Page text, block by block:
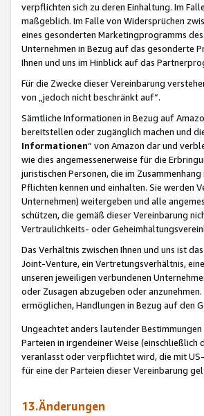
verpflichten sich zu deren Einhaltung. Im
maßgeblich. Im Falle von Widersprüchen
eines gesonderten Marketingprogramms
Unternehmen in Bezug auf das gesonderte
Ihnen und uns im Hinblick auf das
Für die Zwecke dieser Vereinbarung
von „jedoch nicht beschränkt auf“.
Sämtliche Informationen in Bezug auf
bereitstellen oder zugänglich machen und
Informationen“ von Amazon dar und
wie dies angemessenerweise für die
juristischen Personen, die im
Pflichten kennen und einhalten. Sie werden
Unternehmen) weitergeben und alle
schützen, die gemäß dieser Vereinbarung
Vertraulichkeits- oder
Das Verhältnis zwischen Ihnen und uns ist
Joint-Venture, ein Vertretungsverhältnis,
unseren jeweiligen verbundenen
oder Zusagen abzugeben oder
ermöglichen, Handlungen in Bezug auf den
Ungeachtet anders lautender
Parteien in irgendeiner Weise
veranlasst oder verpflichtet wird, die mit
für eine der Parteien dieser Vereinbarung
13.Änderungen